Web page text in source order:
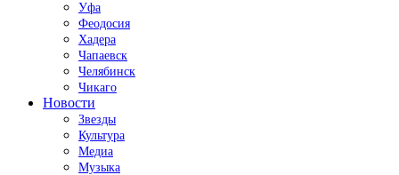
Уфа
Феодосия
Хадера
Чапаевск
Челябинск
Чикаго
Новости
Звезды
Культура
Медиа
Музыка